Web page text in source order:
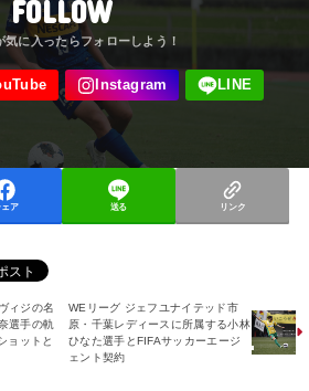
FOLLOW
ェア 送る リンク
ィジの名
選手の軌
ョットと
WEリーグ ジェフユナイテッド市
原・千葉レディースに所属する小林
ひなた選手とFIFAサッカーエージ
ェント契約